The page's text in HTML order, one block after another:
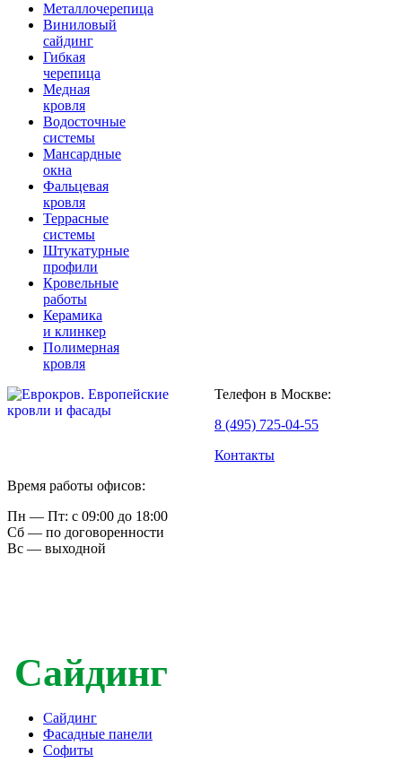
Металлочерепица
Виниловый
сайдинг
Гибкая
черепица
Медная
кровля
Водосточные
системы
Мансардные
окна
Фальцевая
кровля
Террасные
системы
Штукатурные
профили
Кровельные
работы
Керамика
и клинкер
Полимерная
кровля
Телефон в Москве:
8 (495) 725-04-55
Контакты
Время работы офисов:
Пн — Пт: с 09:00 до 18:00
Сб — по договоренности
Вс — выходной
Сайдинг
Сайдинг
Фасадные панели
Софиты